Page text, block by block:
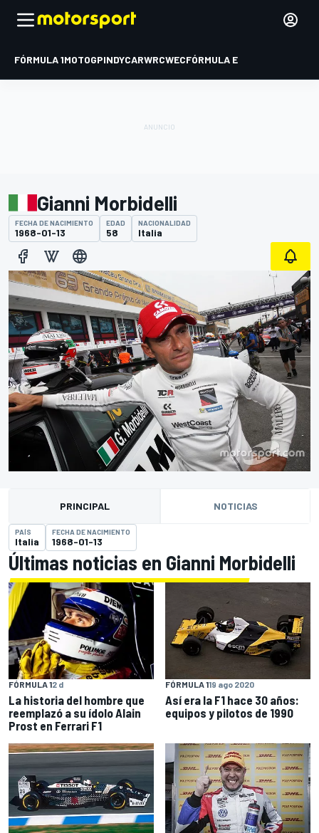
FÓRMULA 1MOTOGPINDYCARWRCWECFÓRMULA E
Gianni Morbidelli
FECHA DE NACIMIENTO
1968-01-13
EDAD
58
NACIONALIDAD
Italia
PRINCIPAL NOTICIAS
PAÍS
Italia
FECHA DE NACIMIENTO
1968-01-13
Últimas noticias en Gianni Morbidelli
FÓRMULA 12 d
La historia del hombre que
reemplazó a su ídolo Alain
Prost en Ferrari F1
FÓRMULA 119 ago 2020
Así era la F1 hace 30 años:
equipos y pilotos de 1990